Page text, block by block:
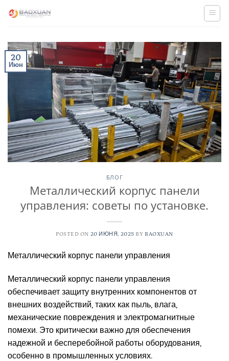
20
Июн
БЛОГ
Металлический корпус панели
управления: советы по установке.
POSTED ON 20 ИЮНЯ, 2025 BY BAOXUAN
Металлический корпус панели управления
Металлический корпус панели управления
обеспечивает защиту внутренних компонентов от
внешних воздействий, таких как пыль, влага,
механические повреждения и электромагнитные
помехи. Это критически важно для обеспечения
надежной и бесперебойной работы оборудования,
особенно в промышленных условиях.